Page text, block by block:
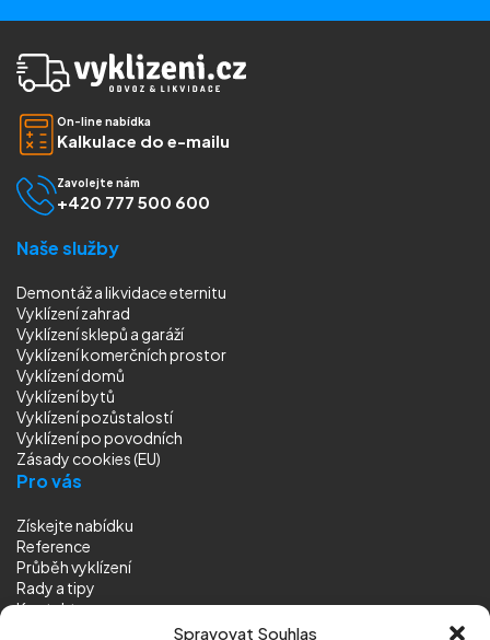
Spravovat Souhlas
On-line nabídka
Kalkulace do e-mailu
Zavolejte nám
+420 777 500 600
Naše služby
Demontáž a likvidace eternitu
Vyklízení zahrad
Vyklízení sklepů a garáží
Vyklízení komerčních prostor
Vyklízení domů
Vyklízení bytů
Vyklízení pozůstalostí
Vyklízenípo povodních
Zásady cookies (EU)
Pro vás
Získejte nabídku
Reference
Průběh vyklízení
Rady a tipy
Kontakt